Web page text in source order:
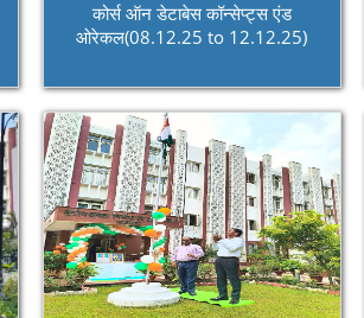
कोर्स ऑन डेटाबेस कॉन्सेप्ट्स एंड
ओरेकल(08.12.25 to 12.12.25)